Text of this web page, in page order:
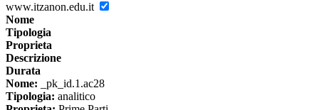
www.itzanon.edu.it
Nome
Tipologia
Proprieta
Descrizione
Durata
Nome: _pk_id.1.ac28
Tipologia: analitico